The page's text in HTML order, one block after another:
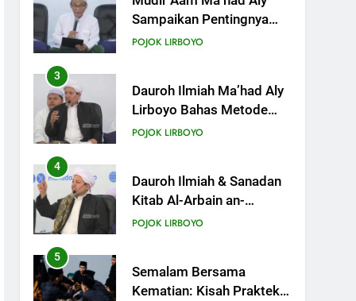
Lirboyo Bahas Metode
Ahlusunnah dalam
POJOK LIRBOYO
4
Dauroh Ilmiah & Sanadan
Kitab Al-Arbain an-
Nawawy bersama As-
POJOK LIRBOYO
5
Semalam Bersama
Kematian: Kisah Praktek
Tajhizul Janaiz Siswa III
POJOK LIRBOYO
6
Di Balik Dinginnya Malam
Lirboyo, Santri Kelas III